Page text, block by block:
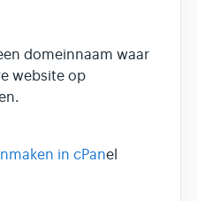
domeinnaam waar
website op
in cPanel